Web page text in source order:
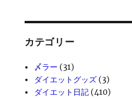
カテゴリー
〆ラー (31)
ダイエットグッズ (3)
ダイエット日記 (410)